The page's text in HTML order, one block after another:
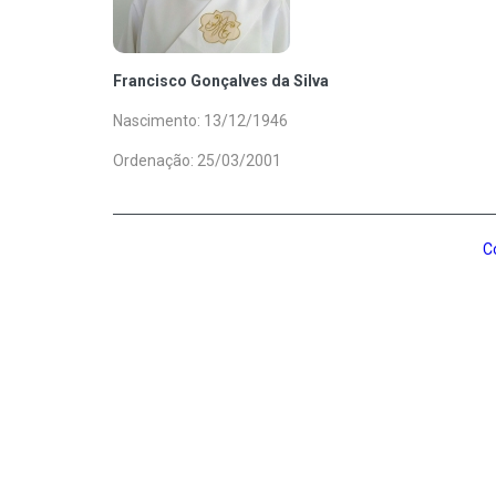
Francisco Gonçalves da Silva
Nascimento: 13/12/1946
Ordenação: 25/03/2001